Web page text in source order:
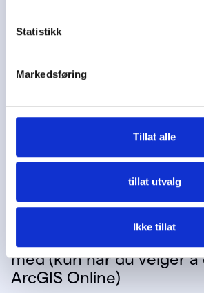
Statistikk
Markedsføring
Tillat alle
tillat utvalg
Ikke tillat
Steg 4: Last opp
and .ocx.
Steg 5: Bestem hvem
med (kun når du velger å
ArcGIS Online)